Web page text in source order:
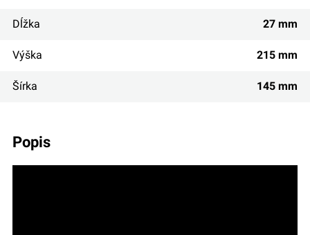
popis
Dĺžka 27 mm
Výška 215 mm
Šírka 145 mm